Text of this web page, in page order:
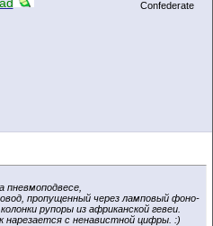
Confederate
пневмоподвесе,
пропущенный через ламповый фоно-
рупоры из африканской гевеи.
нарезается с ненавистной цифры. :)